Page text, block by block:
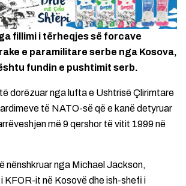
fillimi i tërheqjes së forcave
e paramilitare serbe nga Kosova,
fundin e pushtimit serb.
dorëzuar nga lufta e Ushtrisë Çlirimtare
të NATO-së që e kanë detyruar
më 9 qershor të vitit 1999 në
nënshkruar nga Michael Jackson,
KFOR-it në Kosovë dhe ish-shefi i